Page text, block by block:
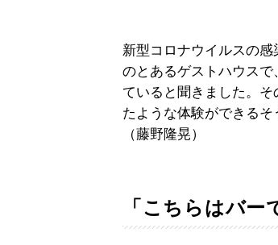
新型コロナウイルスの
のとあるゲストハウス
ていると聞きました。
たような体験ができるそ
（藤野隆晃）
「こちらはバー